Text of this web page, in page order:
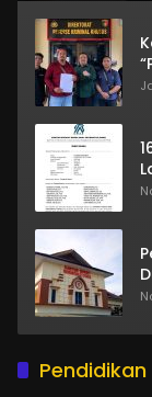
Pendidikan